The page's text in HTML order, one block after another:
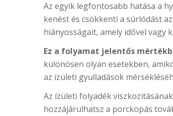
Az egyik legfontosabb hatása a
kenést és csökkenti a súrlódást
hiányosságait, amely idővel vagy
Ez a folyamat jelentős
különösen olyan esetekben,
az ízületi gyulladások
Az ízületi folyadék
hozzájárulhatsz a porckopás